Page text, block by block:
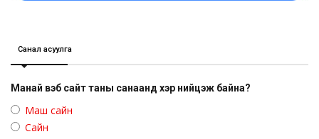
Санал асуулга
Манай вэб сайт таны санаанд хэр нийцэж байна?
Маш сайн
Сайн